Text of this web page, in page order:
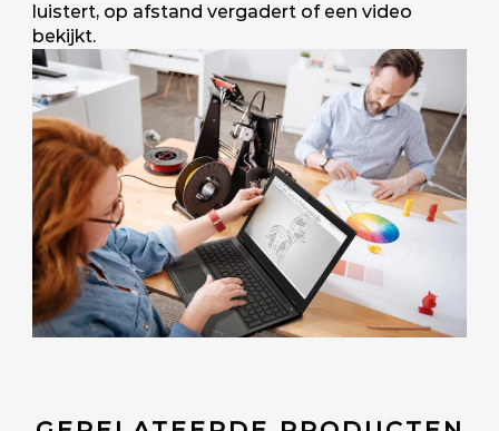
luistert, op afstand vergadert of een video
bekijkt.